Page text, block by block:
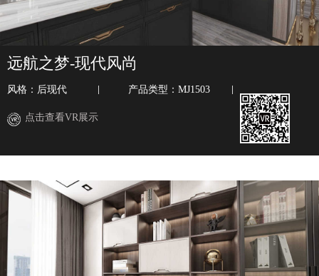
远航之梦-现代风尚
风格：后现代 产品类型：MJ1503
点击查看VR展示